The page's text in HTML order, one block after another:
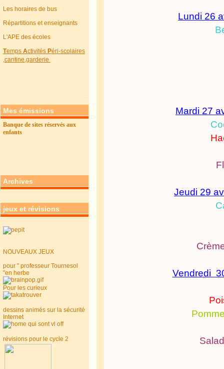
Les horaires de bus
Répartitions et enseignants
L'APE des écoles
TempsActivitésPéri-scolaires
,cantine,garderie
Mes émissions
Banque de sites réservés aux
enfants
Archives
jeux et révisions
NOUVEAUX JEUX
pour " professeur Tournesol
"en herbe
Pour les curieux
dessins animés sur la sécurité
Internet
révisions pour le cycle 2
Lundi 26
Mardi 27
Jeudi 29
Vendredi